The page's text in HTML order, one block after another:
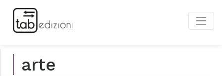
arte